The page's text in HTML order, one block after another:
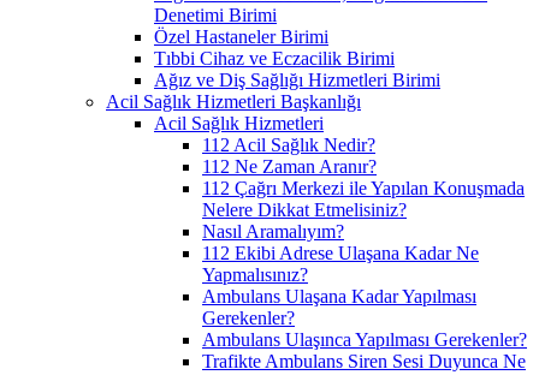
Denetimi Birimi
Özel Hastaneler Birimi
Tıbbi Cihaz ve Eczacilik Birimi
Ağız ve Diş Sağlığı Hizmetleri Birimi
Acil Sağlık Hizmetleri Başkanlığı
Acil Sağlık Hizmetleri
112 Acil Sağlık Nedir?
112 Ne Zaman Aranır?
112 Çağrı Merkezi ile Yapılan Konuşmada
Nelere Dikkat Etmelisiniz?
Nasıl Aramalıyım?
112 Ekibi Adrese Ulaşana Kadar Ne
Yapmalısınız?
Ambulans Ulaşana Kadar Yapılması
Gerekenler?
Ambulans Ulaşınca Yapılması Gerekenler?
Trafikte Ambulans Siren Sesi Duyunca Ne